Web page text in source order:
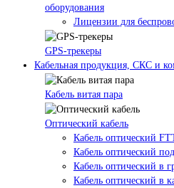
оборудования
Лицензии для
GPS-трекеры
Кабельная продукция, СКС и
Кабель витая пара
Оптический кабель
Кабель оптический
Кабель оптический
Кабель оптический в
Кабель оптический в